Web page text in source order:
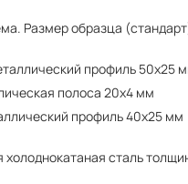
Размер образца
профиль 50x25
полоса 20x4 мм
профиль 40x25 мм
сталь